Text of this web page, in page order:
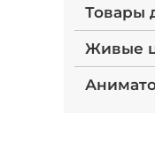
Товары
Живые